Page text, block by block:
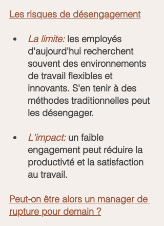
Les risques de désengagement
La limite: les employés
d'aujourd'hui recherchent
souvent des environnements
de travail flexibles et
innovants. S'en tenir à des
méthodes traditionnelles peut
les désengager.
L'impact: un faible
engagement peut réduire la
productivté et la satisfaction
au travail.
Peut-on être alors un manager de
rupture pour demain ?